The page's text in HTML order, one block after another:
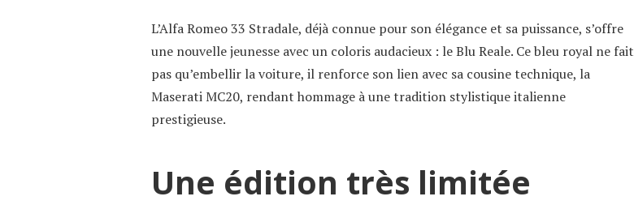
L’Alfa Romeo 33 Stradale, déjà connue pour son élégance et sa puissance, s’offre
une nouvelle jeunesse avec un coloris audacieux : le Blu Reale. Ce bleu royal ne fait
pas qu’embellir la voiture, il renforce son lien avec sa cousine technique, la
Maserati MC20, rendant hommage à une tradition stylistique italienne
prestigieuse.
Une édition très limitée